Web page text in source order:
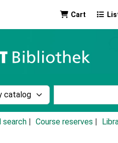
Cart
the catalog by:
search Course reserves